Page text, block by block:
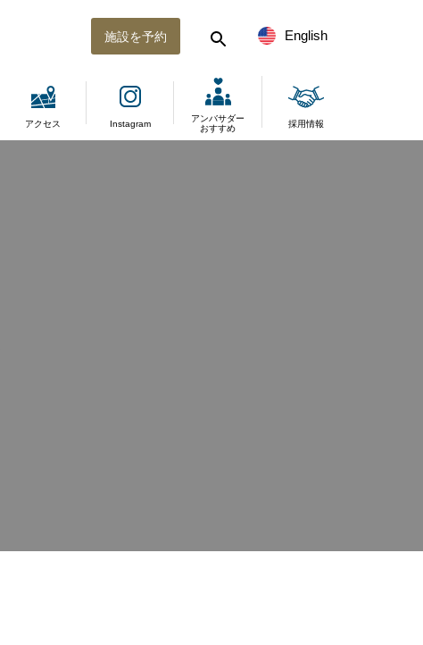
English
施設を予約
アクセス Instagram
アンバサダー
おすすめ
採用情報